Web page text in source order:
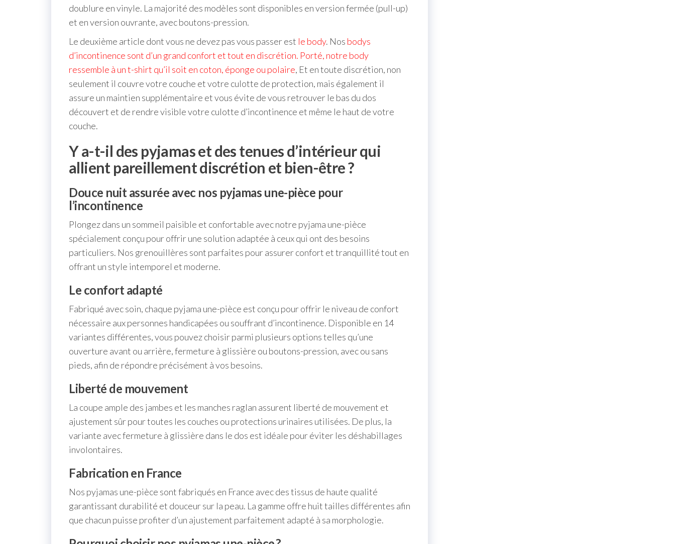
doublure en vinyle. La majorité des modèles sont disponibles en version fermée (pull-up)
et en version ouvrante, avec boutons-pression.
Le deuxième article dont vous ne devez pas vous passer est le body. Nos bodys
d’incontinence sont d’un grand confort et tout en discrétion. Porté, notre body
ressemble à un t-shirt qu’il soit en coton, éponge ou polaire, Et en toute discrétion, non
seulement il couvre votre couche et votre culotte de protection, mais également il
assure un maintien supplémentaire et vous évite de vous retrouver le bas du dos
découvert et de rendre visible votre culotte d’incontinence et même le haut de votre
couche.
Y a-t-il des pyjamas et des tenues d’intérieur qui
allient pareillement discrétion et bien-être ?
Douce nuit assurée avec nos pyjamas une-pièce pour
l’incontinence
Plongez dans un sommeil paisible et confortable avec notre pyjama une-pièce
spécialement conçu pour offrir une solution adaptée à ceux qui ont des besoins
particuliers. Nos grenouillères sont parfaites pour assurer confort et tranquillité tout en
offrant un style intemporel et moderne.
Le confort adapté
Fabriqué avec soin, chaque pyjama une-pièce est conçu pour offrir le niveau de confort
nécessaire aux personnes handicapées ou souffrant d’incontinence. Disponible en 14
variantes différentes, vous pouvez choisir parmi plusieurs options telles qu’une
ouverture avant ou arrière, fermeture à glissière ou boutons-pression, avec ou sans
pieds, afin de répondre précisément à vos besoins.
Liberté de mouvement
La coupe ample des jambes et les manches raglan assurent liberté de mouvement et
ajustement sûr pour toutes les couches ou protections urinaires utilisées. De plus, la
variante avec fermeture à glissière dans le dos est idéale pour éviter les déshabillages
involontaires.
Fabrication en France
Nos pyjamas une-pièce sont fabriqués en France avec des tissus de haute qualité
garantissant durabilité et douceur sur la peau. La gamme offre huit tailles différentes afin
que chacun puisse profiter d’un ajustement parfaitement adapté à sa morphologie.